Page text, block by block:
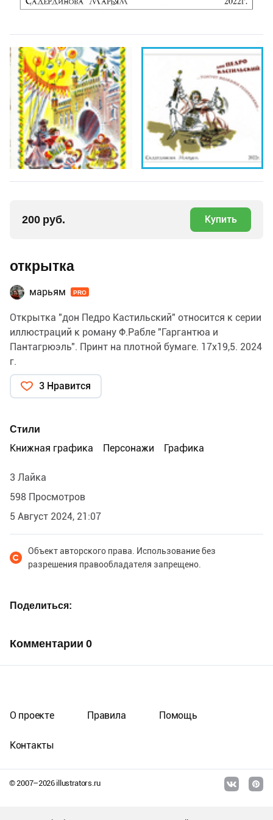
200 руб. Купить
открытка
марьям PRO
Открытка "дон Педро Кастильский" относится к серии
иллюстраций к роману Ф.Рабле "Гаргантюа и
Пантагрюэль". Принт на плотной бумаге. 17х19,5. 2024
г.
3 Нравится
Стили
Книжная графика
Персонажи Графика
3 Лайка
598 Просмотров
5 Август 2024, 21:07
Объект авторского права. Использование без
разрешения правообладателя запрещено.
Поделиться
Комментарии 0
© 2007–2026illustrators.ru
О проекте Правила Помощь
Контакты